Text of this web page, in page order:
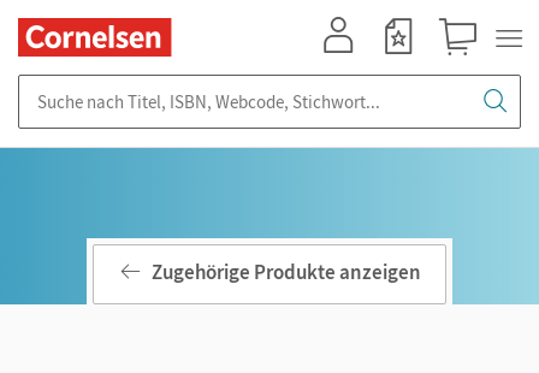
Zugehörige Produkte anzeigen